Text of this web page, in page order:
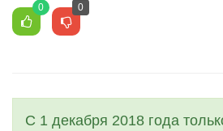
0 0
С 1 декабря 2018 года